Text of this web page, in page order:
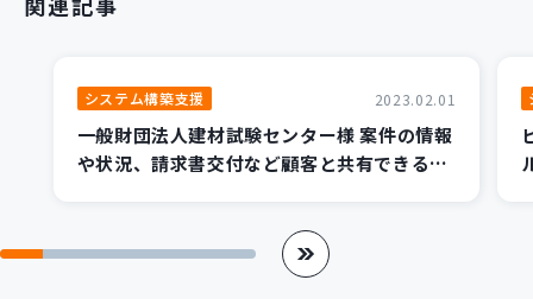
システム構築支援 2023.02.01
一般財団法人建材試験センター様 案件の情報
や状況、請求書交付など顧客と共有できる管